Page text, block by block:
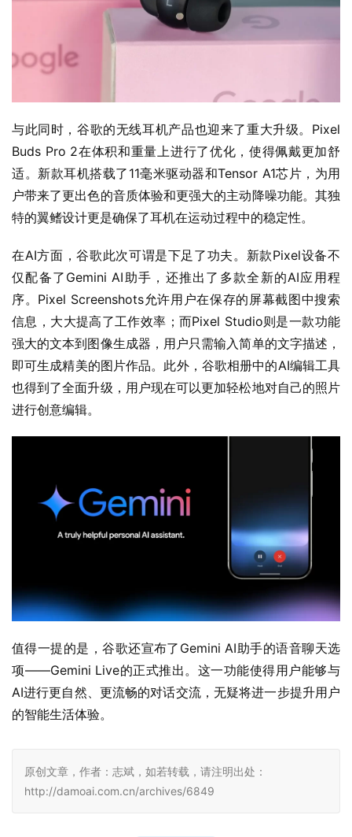
与此同时，谷歌的无线耳机产品也迎来了重大升级。Pixel
Buds Pro 2在体积和重量上进行了优化，使得佩戴更加舒
适。新款耳机搭载了11毫米驱动器和Tensor A1芯片，为用
户带来了更出色的音质体验和更强大的主动降噪功能。其独
特的翼鳍设计更是确保了耳机在运动过程中的稳定性。
在AI方面，谷歌此次可谓是下足了功夫。新款Pixel设备不
仅配备了Gemini AI助手，还推出了多款全新的AI应用程
序。Pixel Screenshots允许用户在保存的屏幕截图中搜索
信息，大大提高了工作效率；而Pixel Studio则是一款功能
强大的文本到图像生成器，用户只需输入简单的文字描述，
即可生成精美的图片作品。此外，谷歌相册中的AI编辑工具
也得到了全面升级，用户现在可以更加轻松地对自己的照片
进行创意编辑。
值得一提的是，谷歌还宣布了Gemini AI助手的语音聊天选
项——Gemini Live的正式推出。这一功能使得用户能够与
AI进行更自然、更流畅的对话交流，无疑将进一步提升用户
的智能生活体验。
原创文章，作者：志斌，如若转载，请注明出处：
http://damoai.com.cn/archives/6849